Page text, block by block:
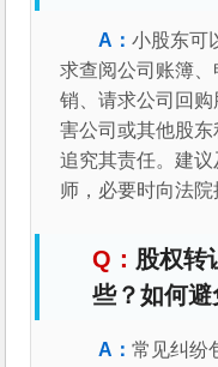
小股东可
求查阅公司账簿
销、请求公司回
害公司或其他股
追究其责任。建
师，必要时向法院
股权转
些？如何避
常见纠纷